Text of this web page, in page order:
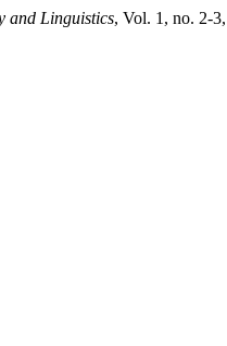
and Linguistics, Vol. 1, no. 2-